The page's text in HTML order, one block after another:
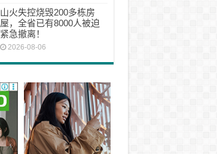
山火失控烧毁200多栋房
屋，全省已有8000人被迫
紧急撤离！
2026-08-06